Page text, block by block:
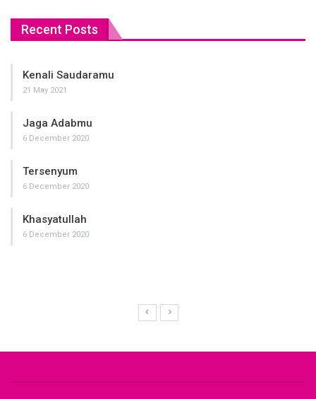
Recent Posts
Kenali Saudaramu
21 May 2021
Jaga Adabmu
6 December 2020
Tersenyum
6 December 2020
Khasyatullah
6 December 2020